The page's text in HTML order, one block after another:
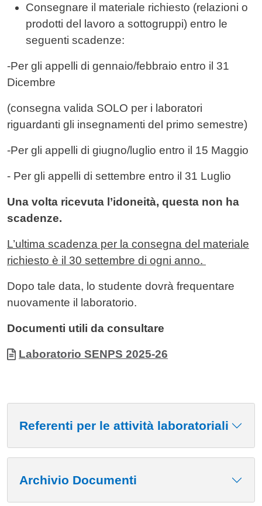
Consegnare il materiale richiesto (relazioni o
prodotti del lavoro a sottogruppi) entro le
seguenti scadenze:
-Per gli appelli di gennaio/febbraio entro il 31
Dicembre
(consegna valida SOLO per i laboratori
riguardanti gli insegnamenti del primo semestre)
-Per gli appelli di giugno/luglio entro il 15 Maggio
- Per gli appelli di settembre entro il 31 Luglio
Una volta ricevuta l’idoneità, questa non ha
scadenze.
L’ultima scadenza per la consegna del materiale
richiesto è il 30 settembre di ogni anno.
Dopo tale data, lo studente dovrà frequentare
nuovamente il laboratorio.
Documenti utili da consultare
Allegati
Documento
Laboratorio SENPS 2025-26
Referenti per le attività laboratoriali
Archivio Documenti